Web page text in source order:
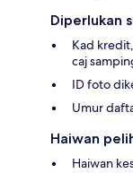
Diperlukan
Kad
caj
ID foto
Umur
Haiwan
Haiwan